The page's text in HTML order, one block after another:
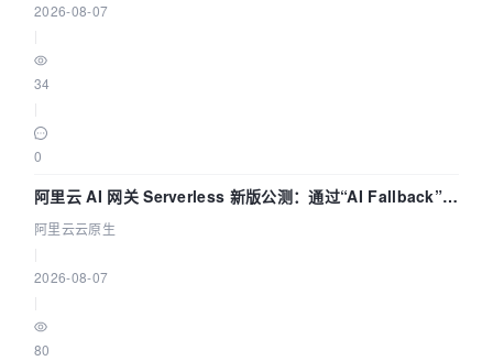
2026-08-07
34
0
阿里云 AI 网关 Serverless 新版公测：通过“AI Fallback”与
拓扑可视化构建 AI 流量治理底座
阿里云云原生
2026-08-07
80